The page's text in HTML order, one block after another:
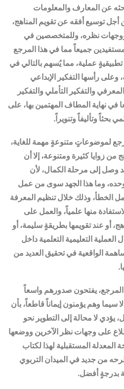
عن المعارف والمعلومات
أجل توسيع أفقه عن تقويم المناهج،
نظره، وللمتخصصين في
مستفيدين جميعاً مما في هذا المرجع
عملية، مما يُسهم بالتالي في
وعلى رأسها التفكير الإبداعي
والتفكير التأملي والتفكير
في نهاية المطاف المهتمين بها، على
بحثاً وتأليفاً وتنويراً.
لموضوعاتٍ متنوعةٍ مهمة للغاية،
من زوايا كثيرة ومتنوعة، إلا أن
وصل إلى مرحلة الكمال، لأن
وحده، وما هذا الجهد سوى من عمل
الخطأ، وذلك خلال تنظيم المعرفة
منها علمياً، والعمل على
أو عند تقويمها بطريقةٍ سليمة، أو
التعليمية التعلمية داخل
الواقعية في تحقيق العديد من
المرجع، يفتحون صدورهم واسعاً
سيما وهم يؤمنون إيماناً قاطعاً، بأن
يؤدي لا محالة إلى التطوير نحو
على وجهات نظر الآخرين ووضعها
المستقبلية لهذا لكتاب
من جديد في الميدان التربوي
بدرجةٍ أفضل.